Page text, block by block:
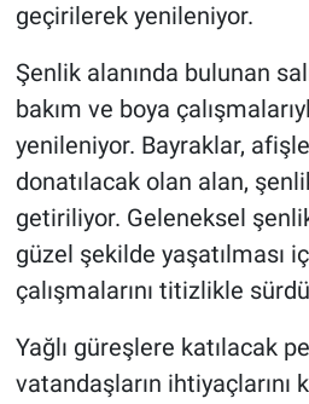
geçirilerek yenileniyor.
Şenlik alanında bulunan
bakım ve boya
yenileniyor. Bayraklar,
donatılacak olan alan,
getiriliyor. Geleneksel
güzel şekilde yaşatılması
çalışmalarını titizlikle
Yağlı güreşlere katılacak
vatandaşların ihtiyaçlarını